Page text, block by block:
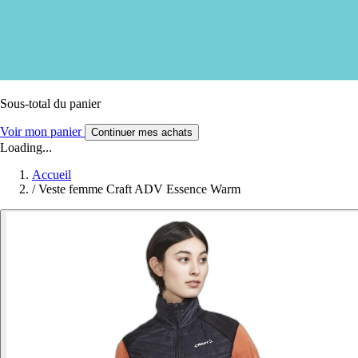
Sous-total du panier
Voir mon panier Continuer mes achats
Loading...
Accueil
/ Veste femme Craft ADV Essence Warm